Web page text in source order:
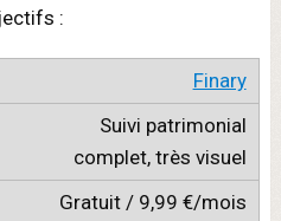
:
Finary
Suivi patrimonial
complet, très visuel
Gratuit / 9,99 €/mois